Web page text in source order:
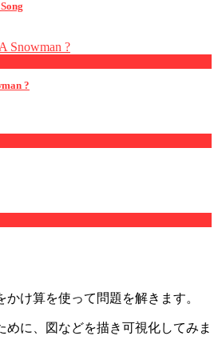
?
け算を使って問題を解きます。
めに、図などを描き可視化してみま